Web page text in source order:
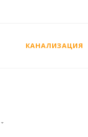
КАНАЛИЗАЦИЯ